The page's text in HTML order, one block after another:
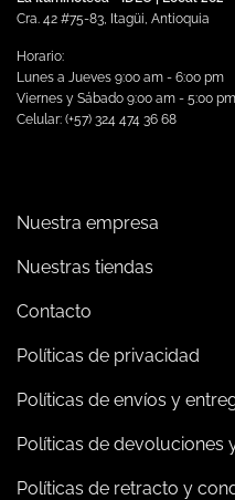
Cra. 42 #75-83, Itagüi, Antioquia
Horario:
Lunes a Jueves 9:00 am - 6:00 pm
Viernes y Sábado 9:00 am - 5:00 pm
Celular: (+57) 324 474 36 68
Nuestra empresa
Nuestras tiendas
Contacto
Políticas de privacidad
Políticas de envíos y
Políticas de devoluciones
Políticas de retracto y